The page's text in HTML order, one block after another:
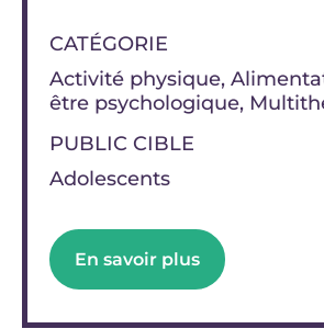
CATÉGORIE
Activité physique,
être psychologique,
PUBLIC CIBLE
Adolescents
En savoir plus